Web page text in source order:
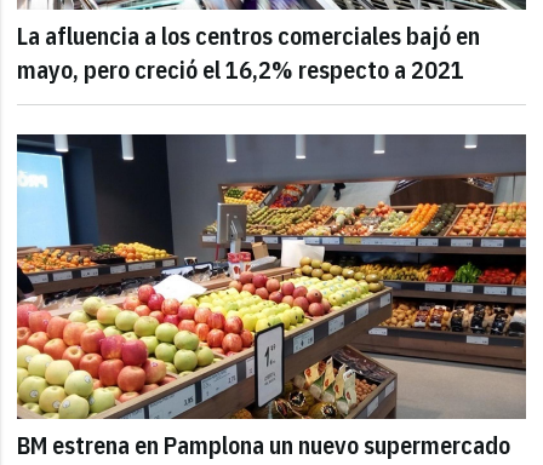
La afluencia a los centros comerciales bajó en
mayo, pero creció el 16,2% respecto a 2021
BM estrena en Pamplona un nuevo supermercado